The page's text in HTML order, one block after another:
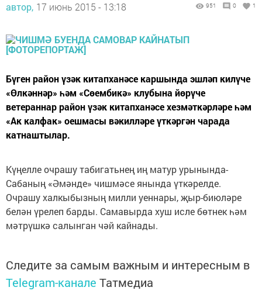
автор, 17 июнь 2015 - 13:18 951 0 1
Бүген район үзәк китапханәсе каршында эшләп килүче
«Өлкәннәр» һәм «Сөембикә» клубына йөрүче
ветераннар район үзәк китапханәсе хезмәткәрләре һәм
«Ак калфак» оешмасы вәкилләре үткәргән чарада
катнаштылар.
Күңелле очрашу табигатьнең иң матур урынында-
Сабаның «Әмәнде» чишмәсе янында үткәрелде.
Очрашу халкыбызның милли уеннары, җыр-биюләре
белән үрелеп барды. Самавырда хуш исле бөтнек һәм
мәтрүшкә салынган чәй кайнады.
Следите за самым важным и интересным в
Telegram-канале Татмедиа